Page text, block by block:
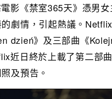
影 《禁室365天》憑男
劇情，引起熱議。
dzień》及三部曲《
近日終於上載了第二部曲
及預告。